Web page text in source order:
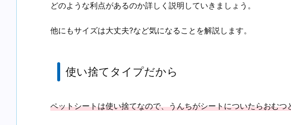
どのような利点があるのか詳しく説明していきましょう。
他にもサイズは大丈夫?など気になることを解説します。
使い捨てタイプだから
ペットシートは使い捨てなので、うんちがシートについたらおむ